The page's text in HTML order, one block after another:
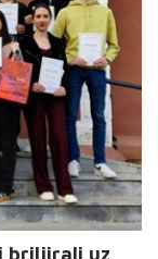
briljirali uz